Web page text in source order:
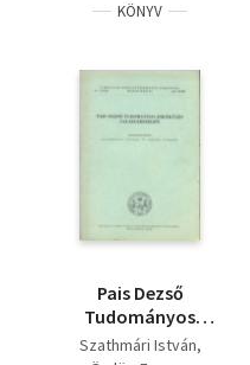
KÖNYV
Pais Dezső
Tudományos
Emlékülés
Szathmári István